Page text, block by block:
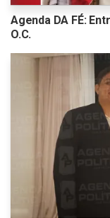
Agenda DA FÉ:
O.C.